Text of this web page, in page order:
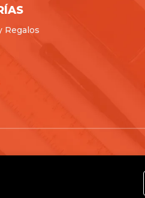
Regalos